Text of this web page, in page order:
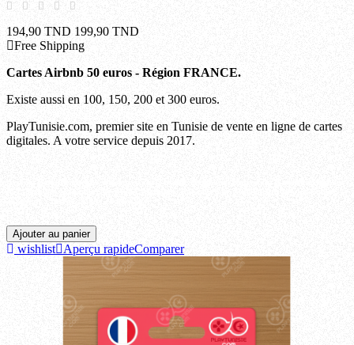
194,90 TND 199,90 TND
Free Shipping
Cartes Airbnb 50 euros - Région FRANCE.
Existe aussi en 100, 150, 200 et 300 euros.
PlayTunisie.com, premier site en Tunisie de vente en ligne de cartes
digitales. A votre service depuis 2017.
Ajouter au panier
wishlist Aperçu rapideComparer